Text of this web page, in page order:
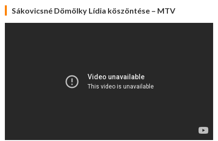
Sákovicsné Dömölky Lídia köszöntése – MTV